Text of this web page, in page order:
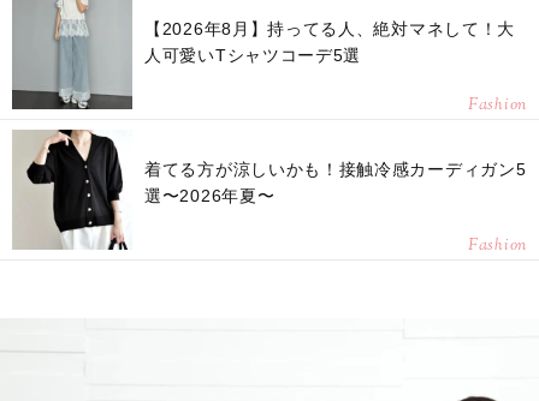
【2026年8月】持ってる人、絶対マネして！大
人可愛いTシャツコーデ5選
Fashion
着てる方が涼しいかも！接触冷感カーディガン5
選〜2026年夏〜
Fashion